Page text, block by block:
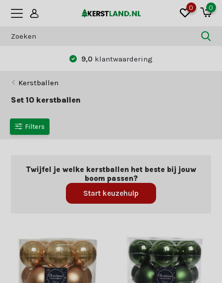
0 0
Betaal zoals jij dat wilt:vooraf of achteraf
Kerstballen
Set 10 kerstballen
Filters
Twijfel je welke kerstballen het beste bij jouw
boom passen?
Start keuzehulp